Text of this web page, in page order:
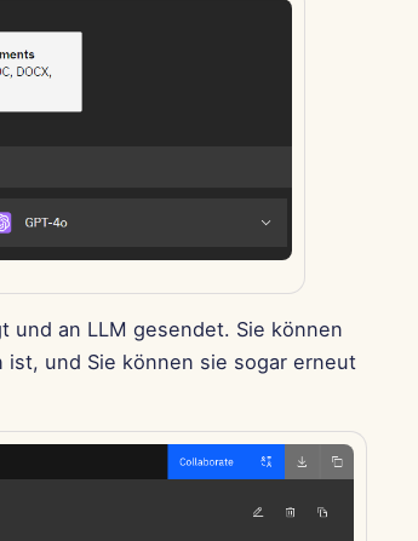
und an LLM gesendet. Sie können
und Sie können sie sogar erneut